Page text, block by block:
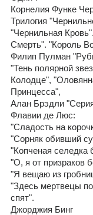
Корнелия Функе
Трилогия
"Чернильная
Смерть". "Король
Филип Пулман
"Тень полярной
Колодце",
Принцесса",
Алан Брэдли
Флавии де Люс:
"Сладость на
"Сорняк обивший
"Копченая селедка
"О, я от призраков
"Я вещаю из
"Здесь мертвецы
спят".
Джорджия Бинг